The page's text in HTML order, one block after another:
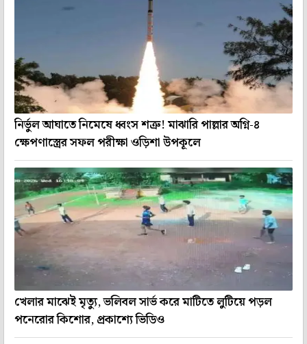
নির্ভুল আঘাতে নিমেষে ধ্বংস শত্রু! মাঝারি পাল্লার অগ্নি-৪
ক্ষেপণাস্ত্রের সফল পরীক্ষা ওড়িশা উপকূলে
খেলার মাঝেই মৃত্যু, ভলিবল সার্ভ করে মাটিতে লুটিয়ে পড়ল
পনেরোর কিশোর, প্রকাশ্যে ভিডিও